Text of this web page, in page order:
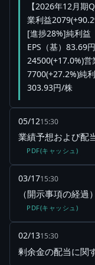
【2026年12月
業利益
[進捗28%]純利益
EPS（基）83.69
24500(+17.0%)
7700(+27.2%)純
303.93円/株
05/1215:30
業績予想および配
PDF(キャッシュ)
03/1715:30
（開示事項の経
PDF(キャッシュ)
02/1315:30
剰余金の配当に関